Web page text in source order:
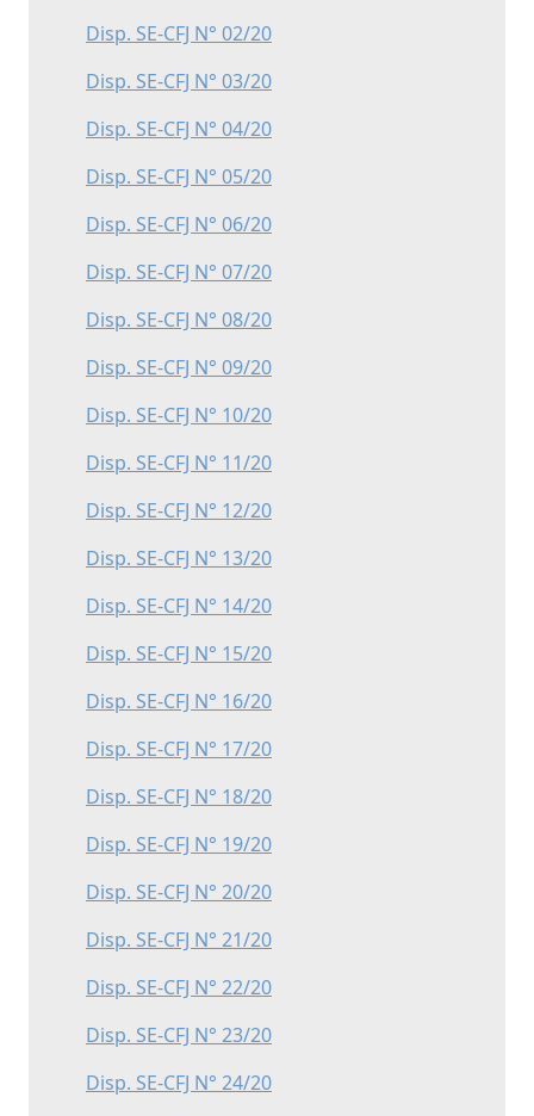
Disp. SE-CFJ N° 02/20
Disp. SE-CFJ N° 03/20
Disp. SE-CFJ N° 04/20
Disp. SE-CFJ N° 05/20
Disp. SE-CFJ N° 06/20
Disp. SE-CFJ N° 07/20
Disp. SE-CFJ N° 08/20
Disp. SE-CFJ N° 09/20
Disp. SE-CFJ N° 10/20
Disp. SE-CFJ N° 11/20
Disp. SE-CFJ N° 12/20
Disp. SE-CFJ N° 13/20
Disp. SE-CFJ N° 14/20
Disp. SE-CFJ N° 15/20
Disp. SE-CFJ N° 16/20
Disp. SE-CFJ N° 17/20
Disp. SE-CFJ N° 18/20
Disp. SE-CFJ N° 19/20
Disp. SE-CFJ N° 20/20
Disp. SE-CFJ N° 21/20
Disp. SE-CFJ N° 22/20
Disp. SE-CFJ N° 23/20
Disp. SE-CFJ N° 24/20